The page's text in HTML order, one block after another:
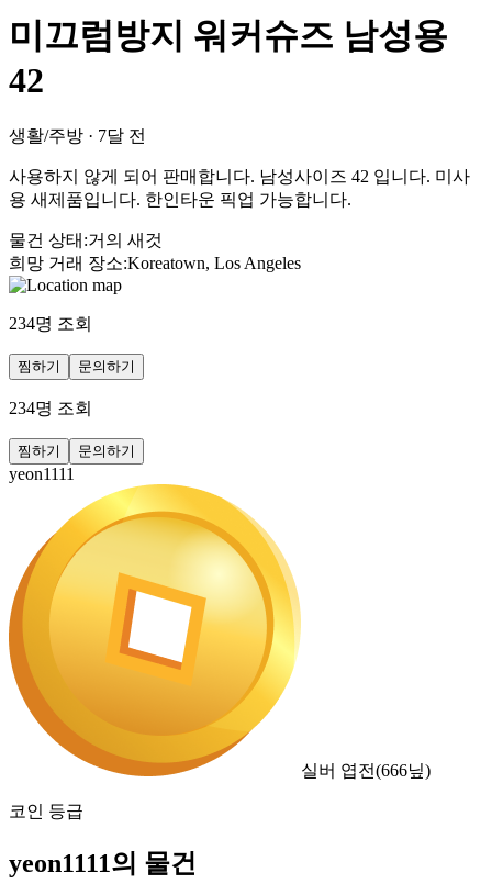
미끄럼방지 워커슈즈 남성용
42
생활/주방 · 7달 전
사용하지 않게 되어 판매합니다. 남성사이즈 42 입니다. 미사
용 새제품입니다. 한인타운 픽업 가능합니다.
물건 상태 :거의 새것
희망 거래 장소:Koreatown, Los Angeles
234명 조회
찜하기 문의하기
234명 조회
찜하기 문의하기
yeon1111
실버 엽전(666닢)
코인 등급
yeon1111의 물건